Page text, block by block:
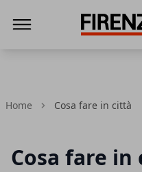
Home Cosa fare in città
Cosa fare in